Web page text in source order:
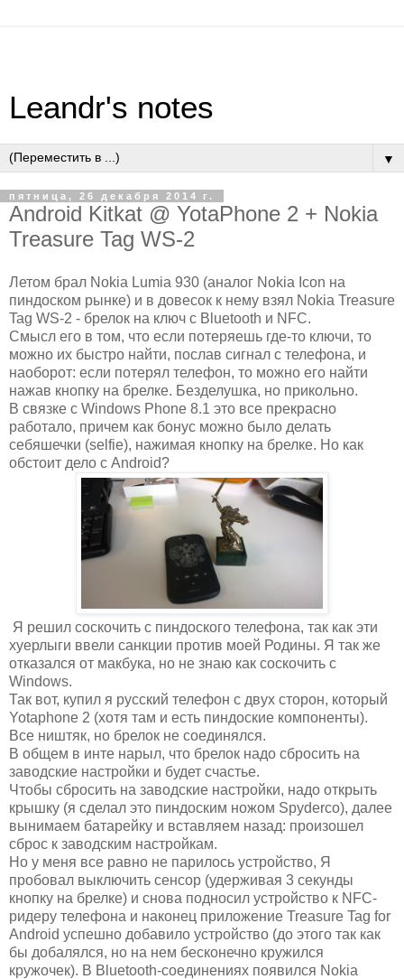
Leandr's notes
▼
пятница, 26 декабря 2014 г.
Android Kitkat @ YotaPhone 2 + Nokia
Treasure Tag WS-2
Летом брал Nokia Lumia 930 (аналог Nokia Icon на
пиндоском рынке) и в довесок к нему взял Nokia Treasure
Tag WS-2 - брелок на ключ с Bluetooth и NFC.
Смысл его в том, что если потеряешь где-то ключи, то
можно их быстро найти, послав сигнал с телефона, и
наоборот: если потерял телефон, то можно его найти
нажав кнопку на брелке. Безделушка, но прикольно.
В связке с Windows Phone 8.1 это все прекрасно
работало, причем как бонус можно было делать
себяшечки (selfie), нажимая кнопку на брелке. Но как
обстоит дело с Android?
Я решил соскочить с пиндоского телефона, так как эти
хуерлыги ввели санкции против моей Родины. Я так же
отказался от макбука, но не знаю как соскочить с
Windows.
Так вот, купил я русский телефон с двух сторон, который
Yotaphone 2 (хотя там и есть пиндоские компоненты).
Все ништяк, но брелок не соединялся.
В общем в инте нарыл, что брелок надо сбросить на
заводские настройки и будет счастье.
Чтобы сбросить на заводские настройки, надо открыть
крышку (я сделал это пиндоским ножом Spyderco), далее
вынимаем батарейку и вставляем назад: произошел
сброс к заводским настройкам.
Но у меня все равно не парилось устройство, Я
пробовал выключить сенсор (удерживая 3 секунды
кнопку на брелке) и снова подносил устройство к NFC-
ридеру телефона и наконец приложение Treasure Tag for
Android успешно добавило устройство (до этого так как
бы добалялся, но на нем бесконечно кружился
кружочек). В Bluetooth-соединениях появился Nokia